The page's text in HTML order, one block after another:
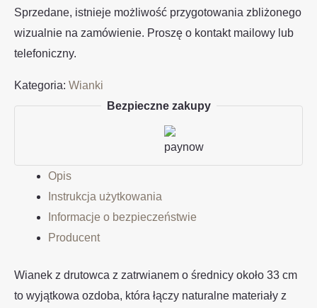
Sprzedane, istnieje możliwość przygotowania zbliżonego
wizualnie na zamówienie. Proszę o kontakt mailowy lub
telefoniczny.
Kategoria: Wianki
Bezpieczne zakupy
Opis
Instrukcja użytkowania
Informacje o bezpieczeństwie
Producent
Wianek z drutowca z zatrwianem o średnicy około 33 cm
to wyjątkowa ozdoba, która łączy naturalne materiały z